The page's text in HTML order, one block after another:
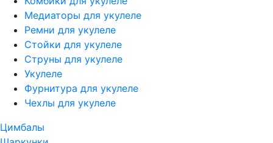
Медиаторы для укулеле
Ремни для укулеле
Стойки для укулеле
Струны для укулеле
Укулеле
Фурнитура для укулеле
Чехлы для укулеле
Цимбалы